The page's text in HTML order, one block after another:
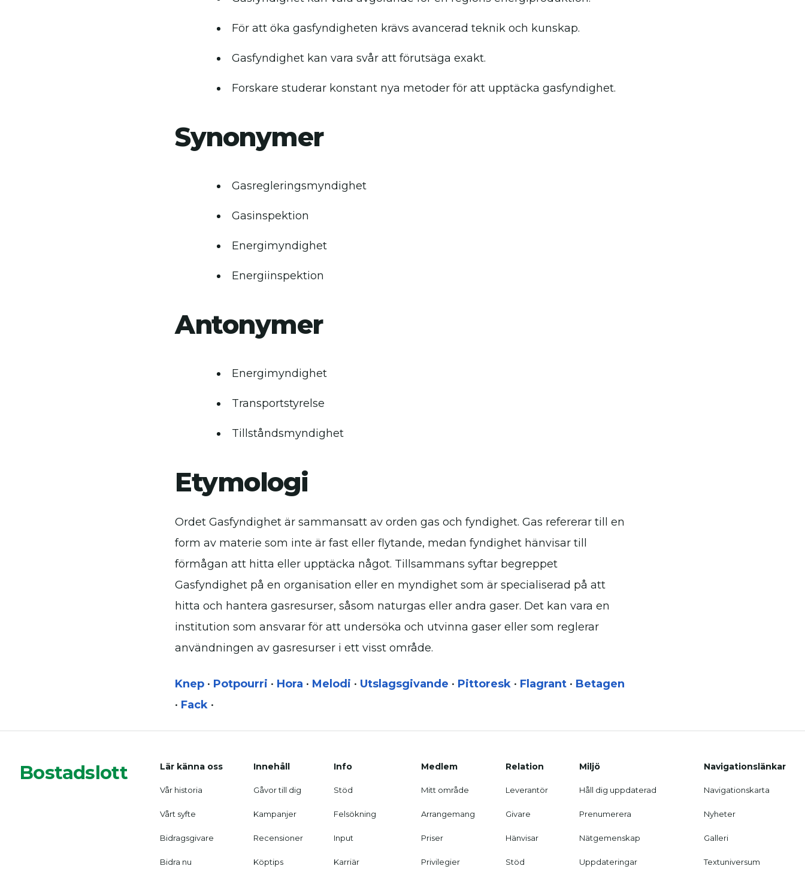
För att öka gasfyndigheten krävs avancerad teknik och kunskap.
Gasfyndighet kan vara svår att förutsäga exakt.
Forskare studerar konstant nya metoder för att upptäcka gasfyndighet.
Synonymer
Gasregleringsmyndighet
Gasinspektion
Energimyndighet
Energiinspektion
Antonymer
Energimyndighet
Transportstyrelse
Tillståndsmyndighet
Etymologi
Ordet Gasfyndighet är sammansatt av orden gas och fyndighet. Gas refererar till en
form av materie som inte är fast eller flytande, medan fyndighet hänvisar till
förmågan att hitta eller upptäcka något. Tillsammans syftar begreppet
Gasfyndighet på en organisation eller en myndighet som är specialiserad på att
hitta och hantera gasresurser, såsom naturgas eller andra gaser. Det kan vara en
institution som ansvarar för att undersöka och utvinna gaser eller som reglerar
användningen av gasresurser i ett visst område.
Knep • Potpourri • Hora • Melodi • Utslagsgivande • Pittoresk • Flagrant • Betagen
• Fack •
Bostadslott Lär känna oss
Vår historia
Vårt syfte
Bidragsgivare
Bidra nu
Innehåll
Gåvor till dig
Kampanjer
Recensioner
Köptips
Info
Stöd
Felsökning
Input
Karriär
Medlem
Mitt område
Arrangemang
Priser
Privilegier
Relation
Leverantör
Givare
Hänvisar
Stöd
Miljö
Håll dig uppdaterad
Prenumerera
Nätgemenskap
Uppdateringar
Navigationslänkar
Navigationskarta
Nyheter
Galleri
Textuniversum